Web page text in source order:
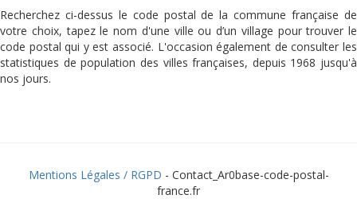
Recherchez ci-dessus le code postal de la commune française de
votre choix, tapez le nom d'une ville ou d’un village pour trouver le
code postal qui y est associé. L'occasion également de consulter les
statistiques de population des villes françaises, depuis 1968 jusqu'à
nos jours.
Mentions Légales / RGPD - Contact_Ar0base-code-postal-
france.fr